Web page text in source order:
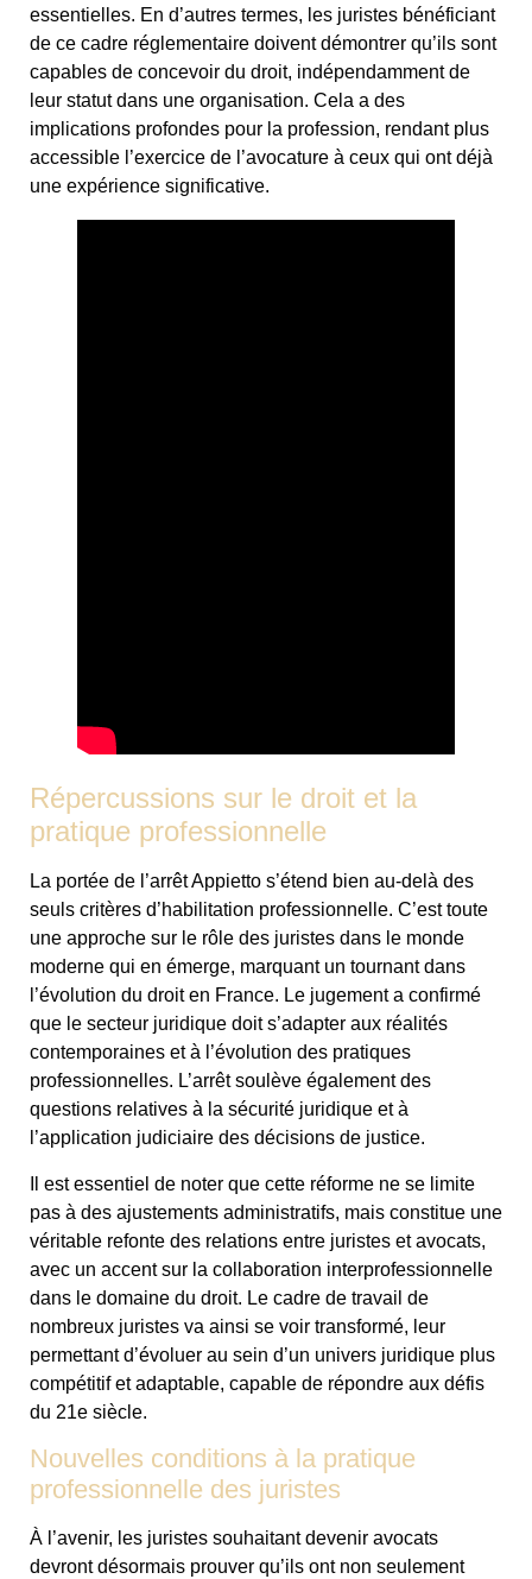
essentielles. En d’autres termes, les juristes bénéficiant
de ce cadre réglementaire doivent démontrer qu’ils sont
capables de concevoir du droit, indépendamment de
leur statut dans une organisation. Cela a des
implications profondes pour la profession, rendant plus
accessible l’exercice de l’avocature à ceux qui ont déjà
une expérience significative.
Répercussions sur le droit et la
pratique professionnelle
La portée de l’arrêt Appietto s’étend bien au-delà des
seuls critères d’habilitation professionnelle. C’est toute
une approche sur le rôle des juristes dans le monde
moderne qui en émerge, marquant un tournant dans
l’évolution du droit en France. Le jugement a confirmé
que le secteur juridique doit s’adapter aux réalités
contemporaines et à l’évolution des pratiques
professionnelles. L’arrêt soulève également des
questions relatives à la sécurité juridique et à
l’application judiciaire des décisions de justice.
Il est essentiel de noter que cette réforme ne se limite
pas à des ajustements administratifs, mais constitue une
véritable refonte des relations entre juristes et avocats,
avec un accent sur la collaboration interprofessionnelle
dans le domaine du droit. Le cadre de travail de
nombreux juristes va ainsi se voir transformé, leur
permettant d’évoluer au sein d’un univers juridique plus
compétitif et adaptable, capable de répondre aux défis
du 21e siècle.
Nouvelles conditions à la pratique
professionnelle des juristes
À l’avenir, les juristes souhaitant devenir avocats
devront désormais prouver qu’ils ont non seulement